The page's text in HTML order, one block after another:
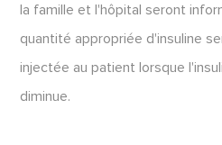
la famille et l'hôpital seront
quantité appropriée d'insuline
injectée au patient lorsque
diminue.